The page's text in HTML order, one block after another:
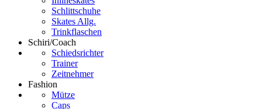
Schlittschuhe
Skates Allg.
Trinkflaschen
Schiri/Coach
Schiedsrichter
Trainer
Zeitnehmer
Fashion
Mütze
Caps